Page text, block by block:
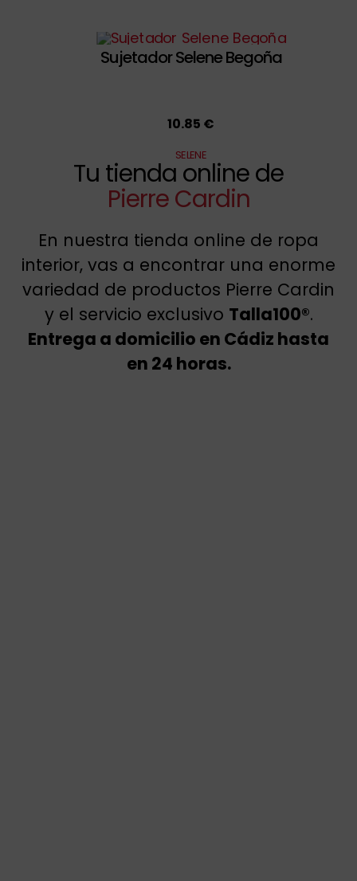
Sujetador Selene Begoña
10.85 €
SELENE
Tu tienda online de
Pierre Cardin
En nuestra tienda online de ropa
interior, vas a encontrar una enorme
variedad de productos Pierre Cardin
y el servicio exclusivo Talla100®.
Entrega a domicilio en Cádiz hasta
en 24 horas.